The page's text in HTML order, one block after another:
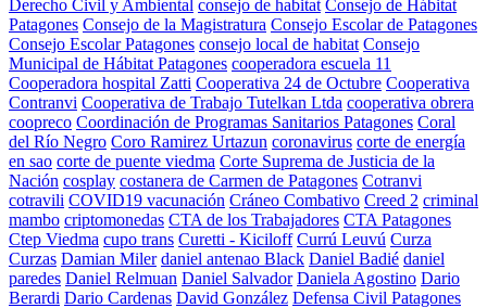
Derecho Civil y Ambiental consejo de habitat Consejo de Hábitat
Patagones Consejo de la Magistratura Consejo Escolar de Patagones
Consejo Escolar Patagones consejo local de habitat Consejo
Municipal de Hábitat Patagones cooperadora escuela 11
Cooperadora hospital Zatti Cooperativa 24 de Octubre Cooperativa
Contranvi Cooperativa de Trabajo Tutelkan Ltda cooperativa obrera
coopreco Coordinación de Programas Sanitarios Patagones Coral
del Río Negro Coro Ramirez Urtazun coronavirus corte de energía
en sao corte de puente viedma Corte Suprema de Justicia de la
Nación cosplay costanera de Carmen de Patagones Cotranvi
cotravili COVID19 vacunación Cráneo Combativo Creed 2 criminal
mambo criptomonedas CTA de los Trabajadores CTA Patagones
Ctep Viedma cupo trans Curetti - Kiciloff Currú Leuvú Curza
Curzas Damian Miler daniel antenao Black Daniel Badié daniel
paredes Daniel Relmuan Daniel Salvador Daniela Agostino Dario
Berardi Dario Cardenas David González Defensa Civil Patagones